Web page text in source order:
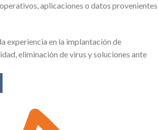
aplicaciones o datos provenientes
experiencia en la implantación de
eliminación de virus y soluciones ante